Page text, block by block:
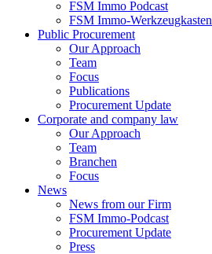
FSM Immo Podcast
FSM Immo-Werkzeugkasten
Public Procurement
Our Approach
Team
Focus
Publications
Procurement Update
Corporate and company law
Our Approach
Team
Branchen
Focus
News
News from our Firm
FSM Immo-Podcast
Procurement Update
Press